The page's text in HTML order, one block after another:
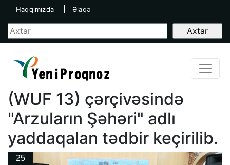
Haqqımızda Əlaqə
(WUF 13) çərçivəsində
"Arzuların Şəhəri" adlı
yaddaqalan tədbir keçirilib.
25